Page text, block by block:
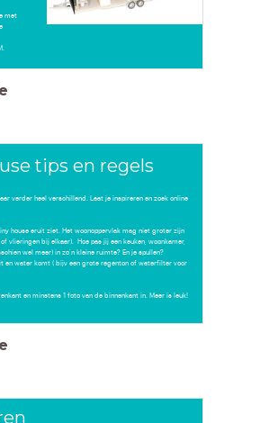
met
tips en regels
verder heel verschillend. Laat je inspireren en zoek online
house eruit ziet. Het woonoppervlak mag niet groter zijn
vlieringen bij elkaar). Hoe pas jij een keuken, woonkamer,
wel meer) in zo'n kleine ruimte? En je spullen?
en water komt ( bijv een grote regenton of waterfilter voor
en minstens 1 foto van de binnenkant in. Meer is leuk!